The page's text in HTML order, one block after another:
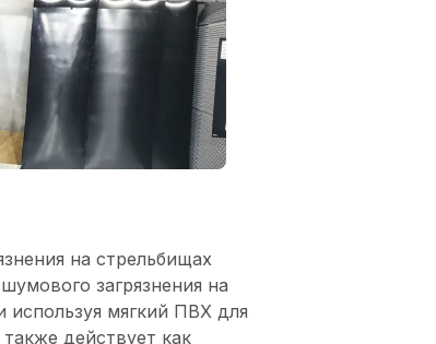
на стрельбищах
загрязнения на
используя мягкий ПВХ для
действует как